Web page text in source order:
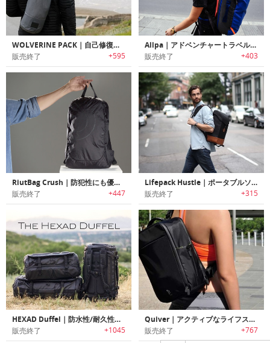
WOLVERINE PACK｜自己修復ファブリック製多機能ユーティリティバッグ「ウルヴァリンパック」
販売終了 +595
Allpa｜アドベンチャートラベルに最適な耐久性/防犯性に優れたキャリーオンサイズバックパック「アルパ」
販売終了 +403
RiutBag Crush｜防犯性にも優れた重さたった230gのアーバンデイパック「リュートバッグクラッシュ」
販売終了 +447
Lifepack Hustle｜ポータブルソーラーチャージャー/セキュリティ機能搭載バックパック「ライフパックハッスル」
販売終了 +315
HEXAD Duffel｜防水性/耐久性に優れた多機能アウトドアダッフルバック「ヘックスアドダッフル」
販売終了 +1045
Quiver｜アクティブなライフスタイルに合わせてデザインされた多機能マルチバッグ 「クイバー」
販売終了 +767